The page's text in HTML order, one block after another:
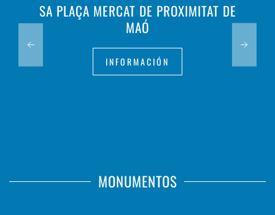
SA PLAÇA MERCAT DE PROXIMITAT DE
MAÓ
INFORMACIÓN
MONUMENTOS